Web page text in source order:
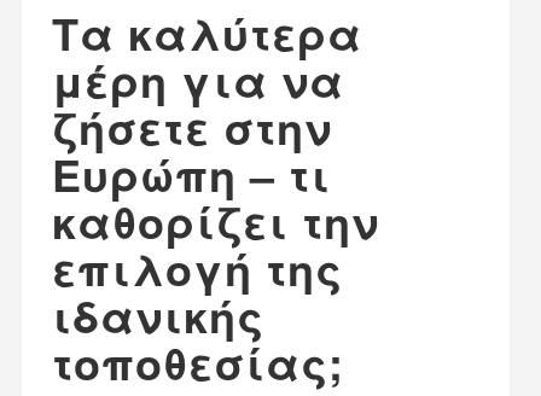
Τα καλύτερα
μέρη για να
ζήσετε στην
Ευρώπη – τι
καθορίζει την
επιλογή της
ιδανικής
τοποθεσίας;